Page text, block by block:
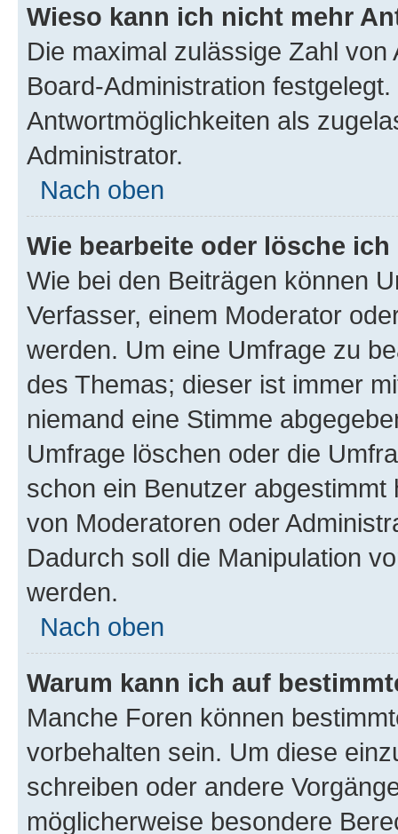
Wieso kann ich nicht mehr
Die maximal zulässige Zahl
Board-Administration
Antwortmöglichkeiten als
Administrator.
Nach oben
Wie bearbeite oder lösche
Wie bei den Beiträgen können
Verfasser, einem Moderator
werden. Um eine Umfrage zu
des Themas; dieser ist immer
niemand eine Stimme
Umfrage löschen oder die
schon ein Benutzer
von Moderatoren oder
Dadurch soll die Manipulation
werden.
Nach oben
Warum kann ich auf
Manche Foren können
vorbehalten sein. Um diese
schreiben oder andere
möglicherweise besondere